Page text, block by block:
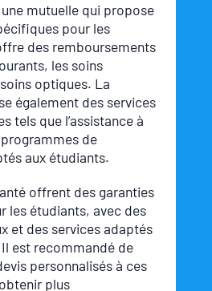
une mutuelle qui propose
pour les
des remboursements
les soins
optiques. La
également des services
tels que l’assistance à
de
aux étudiants.
offrent des garanties
les étudiants, avec des
et des services adaptés
est recommandé de
personnalisés à ces
plus